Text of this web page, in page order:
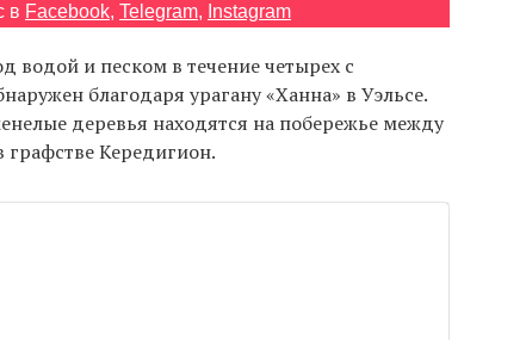
в Facebook, Telegram, Instagram
водой и песком в течение четырех с
благодаря урагану «Ханна» в Уэльсе.
деревья находятся на побережье между
Кередигион.